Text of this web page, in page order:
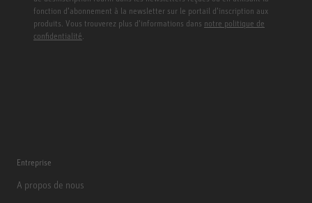
fonction d’abonnement à la newsletter sur le portail d’inscription aux
produits. Vous trouverez plus d’informations dans notre politique de
confidentialité.
Entreprise
A propos de nous